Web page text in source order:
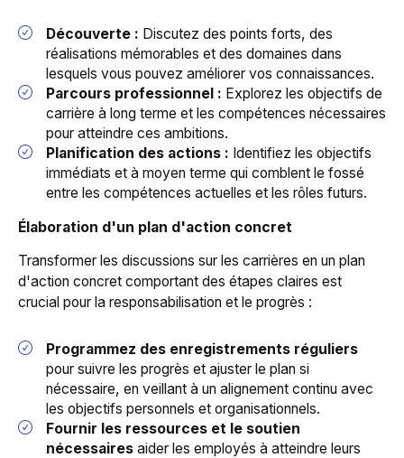
Découverte : Discutez des points forts, des
réalisations mémorables et des domaines dans
lesquels vous pouvez améliorer vos connaissances.
Parcours professionnel : Explorez les objectifs de
carrière à long terme et les compétences nécessaires
pour atteindre ces ambitions.
Planification des actions : Identifiez les objectifs
immédiats et à moyen terme qui comblent le fossé
entre les compétences actuelles et les rôles futurs.
Élaboration d'un plan d'action concret
Transformer les discussions sur les carrières en un plan
d'action concret comportant des étapes claires est
crucial pour la responsabilisation et le progrès :
Programmez des enregistrements réguliers
pour suivre les progrès et ajuster le plan si
nécessaire, en veillant à un alignement continu avec
les objectifs personnels et organisationnels.
Fournir les ressources et le soutien
nécessaires aider les employés à atteindre leurs